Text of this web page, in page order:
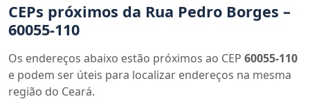
CEPs próximos da Rua Pedro Borges –
60055-110
Os endereços abaixo estão próximos ao CEP 60055-110
e podem ser úteis para localizar endereços na mesma
região do Ceará.